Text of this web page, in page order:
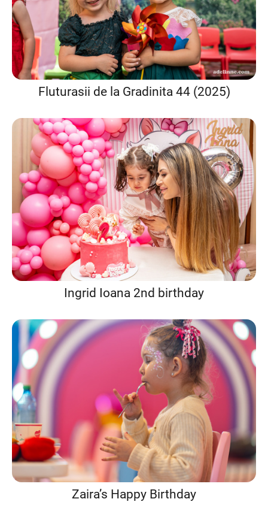
Fluturasii de la Gradinita 44 (2025)
Ingrid Ioana 2nd birthday
Zaira’s Happy Birthday